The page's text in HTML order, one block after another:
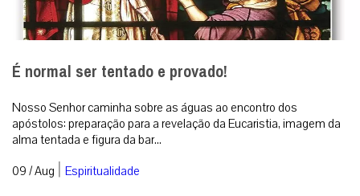
É normal ser tentado e provado!